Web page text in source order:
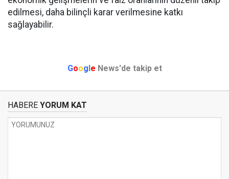
edilmesi, daha bilinçli karar verilmesine katkı
sağlayabilir.
Google News'de takip et
HABERE YORUM KAT